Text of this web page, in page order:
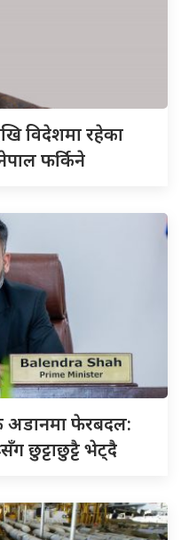
विदेशमा रहेका
नेपाल फर्किने
अडानमा फेरबदल:
छुट्टाछुट्टै भेट्दै